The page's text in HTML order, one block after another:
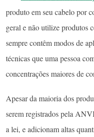
produto em seu cabelo por
geral e não utilize produtos
sempre contêm modos de
técnicas que uma pessoa
concentrações maiores de
Apesar da maioria dos
serem registrados pela
a lei, e adicionam altas